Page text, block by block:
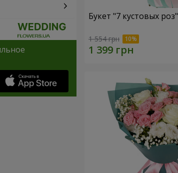
Букет "7 кустовых роз"
1 554 грн